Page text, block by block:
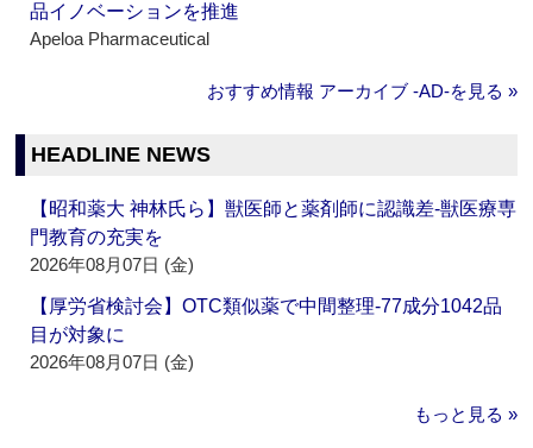
品イノベーションを推進
Apeloa Pharmaceutical
おすすめ情報 アーカイブ ‐AD‐を見る »
HEADLINE NEWS
【昭和薬大 神林氏ら】獣医師と薬剤師に認識差‐獣医療専
門教育の充実を
2026年08月07日 (金)
【厚労省検討会】OTC類似薬で中間整理‐77成分1042品
目が対象に
2026年08月07日 (金)
もっと見る »